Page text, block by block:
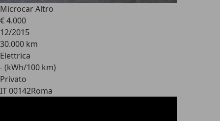
Microcar Altro
€ 4.000
12/2015
30.000 km
Elettrica
- (kWh/100 km)
Privato
IT 00142Roma